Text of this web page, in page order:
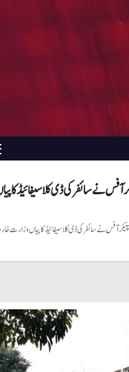
آفس نے سائفر کی ڈی کلاسیفائیڈ
آفس نے سائفر کی ڈی کلاسیفائیڈ کاپیاں وزارت